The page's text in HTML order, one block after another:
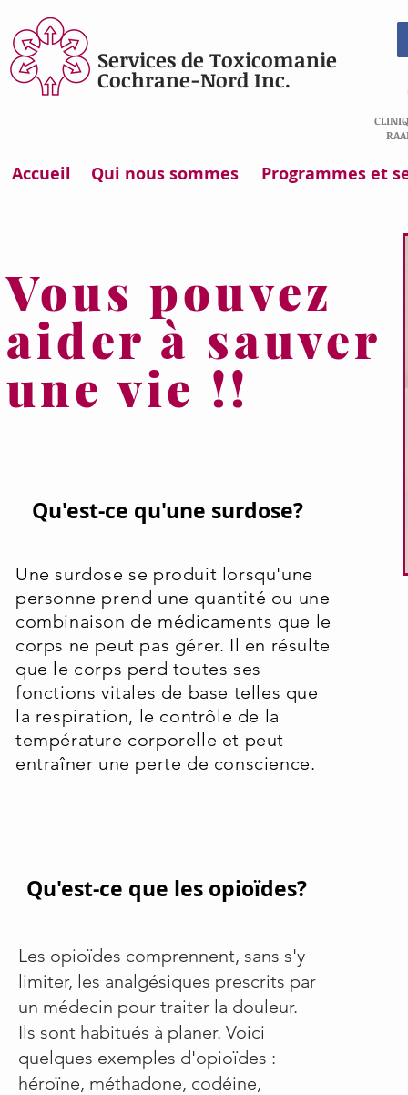
Services de Toxicomanie
Cochrane-Nord Inc.
Accueil Qui nous sommes Programmes et
Vous pouvez
aider à sauver
une vie !!
Qu'est-ce qu'une surdose?
Une surdose se produit lorsqu'une
personne prend une quantité ou une
combinaison de médicaments que le
corps ne peut pas gérer. Il en résulte
que le corps perd toutes ses
fonctions vitales de base telles que
la respiration, le contrôle de la
température corporelle et peut
entraîner une perte de conscience.
Qu'est-ce que les opioïdes?
Les opioïdes comprennent, sans s'y
limiter, les analgésiques prescrits par
un médecin pour traiter la douleur.
Ils sont habitués à planer. Voici
quelques exemples d'opioïdes :
héroïne, méthadone, codéine,